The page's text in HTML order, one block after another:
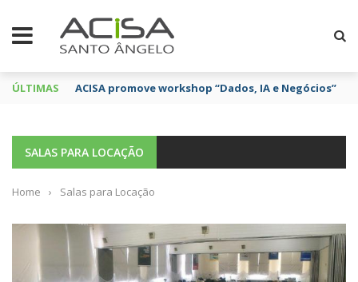
ÚLTIMAS ACISA promove workshop “Dados, IA e Negócios”
SALAS PARA LOCAÇÃO
Home › Salas para Locação